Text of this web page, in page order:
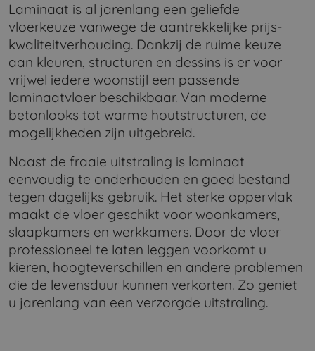
Laminaat is al jarenlang een geliefde
vloerkeuze vanwege de aantrekkelijke prijs-
kwaliteitverhouding. Dankzij de ruime keuze
aan kleuren, structuren en dessins is er voor
vrijwel iedere woonstijl een passende
laminaatvloer beschikbaar. Van moderne
betonlooks tot warme houtstructuren, de
mogelijkheden zijn uitgebreid.
Naast de fraaie uitstraling is laminaat
eenvoudig te onderhouden en goed bestand
tegen dagelijks gebruik. Het sterke oppervlak
maakt de vloer geschikt voor woonkamers,
slaapkamers en werkkamers. Door de vloer
professioneel te laten leggen voorkomt u
kieren, hoogteverschillen en andere problemen
die de levensduur kunnen verkorten. Zo geniet
u jarenlang van een verzorgde uitstraling.